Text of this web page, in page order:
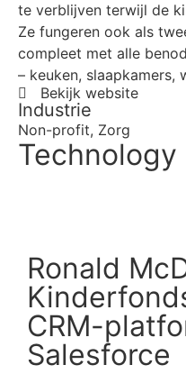
te verblijven terwijl de
Ze fungeren ook als
compleet met alle
– keuken, slaapkamers,
Bekijk website
Industrie
Non-profit, Zorg
Technology
Ronald
CRM-
Salesforce